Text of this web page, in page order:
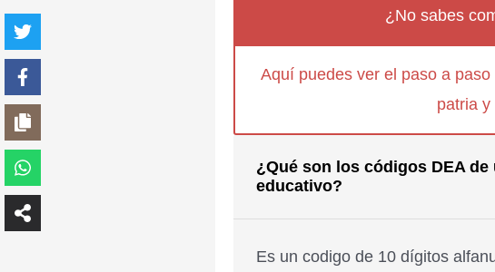
¿No sabes
Aquí puedes ver el paso a
patria
¿Qué son los códigos DEA de
educativo?
Es un codigo de 10 dígitos